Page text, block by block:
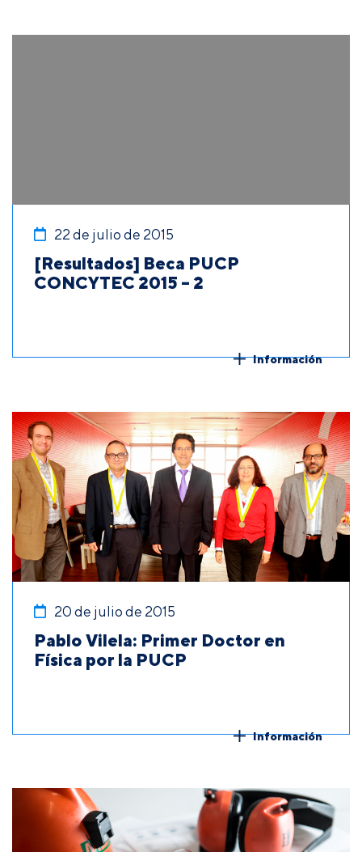
22 de julio de 2015
[Resultados] Beca PUCP
CONCYTEC 2015 – 2
Información
20 de julio de 2015
Pablo Vilela: Primer Doctor en
Física por la PUCP
Información